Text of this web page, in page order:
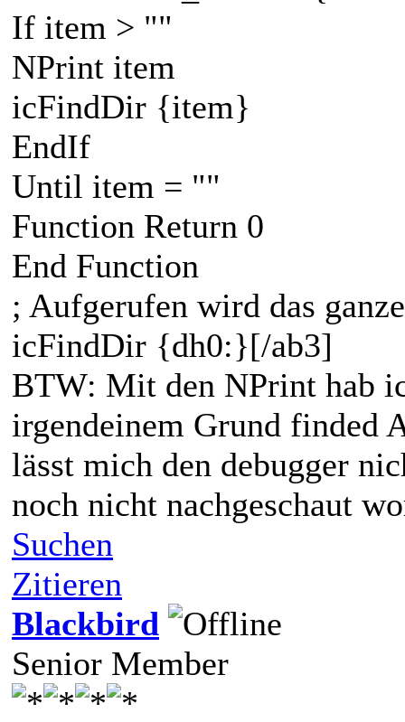
If item > ""
NPrint item
icFindDir {item}
EndIf
Until item = ""
Function Return 0
End Function
; Aufgerufen wird das
icFindDir {dh0:}[/ab3]
BTW: Mit den NPrint hab
irgendeinem Grund finded
lässt mich den debugger
noch nicht nachgeschaut
Suchen
Zitieren
Blackbird
Senior Member